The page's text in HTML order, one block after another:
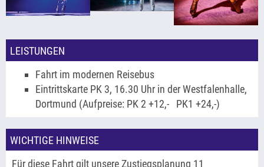
LEISTUNGEN
Fahrt im modernen Reisebus
Eintrittskarte PK 3, 16.30 Uhr in der Westfalenhalle,
Dortmund (Aufpreise: PK 2 +12,- PK1 +24,-)
WICHTIGE HINWEISE
Für diese Fahrt gilt unsere Zustiegsplanung 11